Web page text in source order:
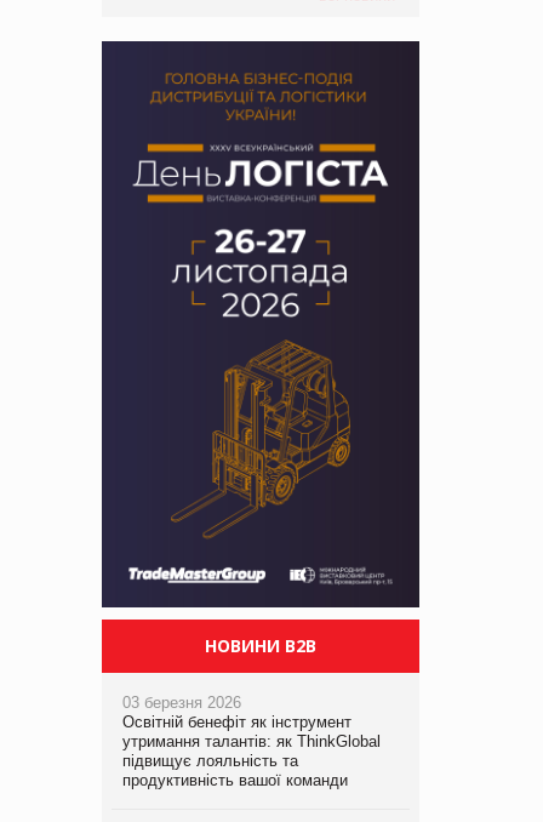
НОВИНИ B2B
03 березня 2026
Освітній бенефіт як інструмент
утримання талантів: як ThinkGlobal
підвищує лояльність та
продуктивність вашої команди